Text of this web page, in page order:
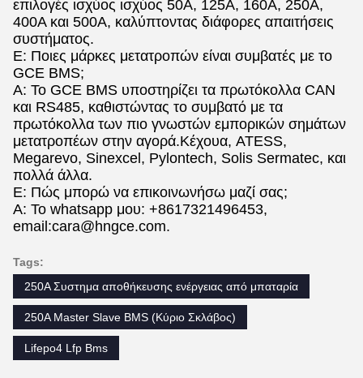
επιλογές ισχύος ισχύος 50A, 125A, 160A, 250A,
400A και 500A, καλύπτοντας διάφορες απαιτήσεις
συστήματος.
Ε: Ποιες μάρκες μετατροπών είναι συμβατές με το
GCE BMS;
Α: Το GCE BMS υποστηρίζει τα πρωτόκολλα CAN
και RS485, καθιστώντας το συμβατό με τα
πρωτόκολλα των πιο γνωστών εμπορικών σημάτων
μετατροπέων στην αγορά.Κέχουα, ATESS,
Megarevo, Sinexcel, Pylontech, Solis Sermatec, και
πολλά άλλα.
Ε: Πώς μπορώ να επικοινωνήσω μαζί σας;
Α: Το whatsapp μου: +8617321496453,
email:cara@hngce.com.
Tags:
250A Συστημα αποθήκευσης ενέργειας από μπαταρία
250A Master Slave BMS (Κύριο Σκλάβος)
Lifepo4 Lfp Bms